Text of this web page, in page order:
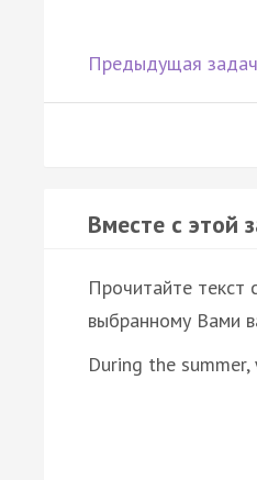
Предыдущая
Вместе с этой
Прочитайте текст
выбранному Вами
During the